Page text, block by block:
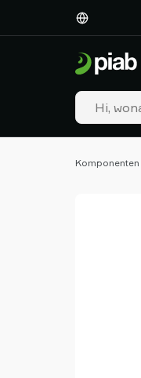
Produkte
Industrien
Technologien
Ressourcen